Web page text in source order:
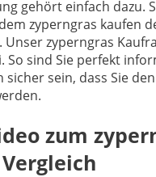
gehört einfach dazu.
zyperngras kaufen
zyperngras
So sind Sie perfekt
sicher sein, dass Sie
zum